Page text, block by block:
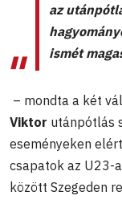
az
ismét
– mondta a két
Viktor utánpótlás
eseményeken
csapatok az U23-
között Szegeden